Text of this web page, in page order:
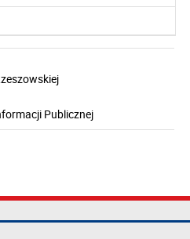
Publicznej
17 865
Mapa serwisu